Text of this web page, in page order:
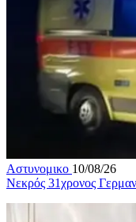
Αστυνομικο 10/08/26
Νεκρός 31χρονος